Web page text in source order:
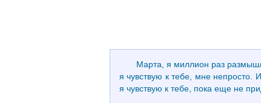
Марта, я миллион раз
я чувствую к тебе, мне непросто.
я чувствую к тебе, пока еще не